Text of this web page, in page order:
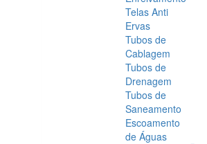
Telas Anti
Ervas
Tubos de
Cablagem
Tubos de
Drenagem
Tubos de
Saneamento
Escoamento
de Águas